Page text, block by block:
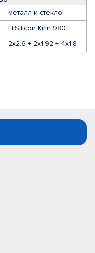
металл и стекло
HiSilicon Kirin 980
2x2.6 + 2x1.92 + 4x1.8